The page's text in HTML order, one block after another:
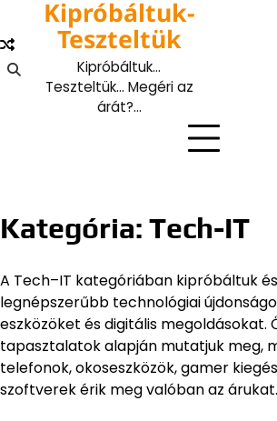
content
Kipróbáltuk-
Teszteltük
Kipróbáltuk…
Teszteltük… Megéri az
árát?…
Kategória: Tech-IT
A Tech–IT kategóriában kipróbáltuk
legnépszerűbb technológiai
eszközöket és digitális megoldásokat.
tapasztalatok alapján mutatjuk meg,
telefonok, okoseszközök, gamer
szoftverek érik meg valóban az árukat.